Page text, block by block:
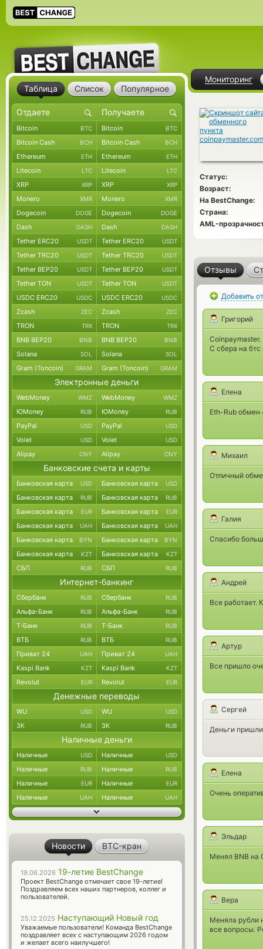
Мониторинг
Статус:
Возраст:
На BestChange:
Страна:
AML-
Отзывы
Добавить
Григорий
С сбера на бтс
Елена
Eth-Rub обмен
Михаил
Отличный
Галия
Спасибо
Андрей
Все работает.
Артур
Все пришло
Сергей
Деньги
Елена
Очень
Эльдар
Менял BNB на
Вера
Меняла рубли
все вопросы.
Таблица Список Популярное
Bitcoin BTC Bitcoin BTC
Bitcoin Cash BCH Bitcoin Cash BCH
Ethereum ETH Ethereum ETH
Litecoin LTC Litecoin LTC
XRP XRP XRP XRP
Monero XMR Monero XMR
Dogecoin DOGE Dogecoin DOGE
Dash DASH Dash DASH
Tether ERC20 USDT Tether ERC20 USDT
Tether TRC20 USDT Tether TRC20 USDT
Tether BEP20 USDT Tether BEP20 USDT
Tether TON USDT Tether TON USDT
USDC ERC20 USDC USDC ERC20 USDC
Zcash ZEC Zcash ZEC
TRON TRX TRON TRX
BNB BEP20 BNB BNB BEP20 BNB
Solana SOL Solana SOL
Gram (Toncoin) GRAM Gram (Toncoin) GRAM
Электронные деньги
WebMoney WMZ WebMoney WMZ
ЮMoney RUB ЮMoney RUB
PayPal USD PayPal USD
Volet USD Volet USD
Alipay CNY Alipay CNY
Банковские счета и карты
Банковская карта USD Банковская карта USD
Банковская карта RUB Банковская карта RUB
Банковская карта EUR Банковская карта EUR
Банковская карта UAH Банковская карта UAH
Банковская карта BYN Банковская карта BYN
Банковская карта KZT Банковская карта KZT
СБП RUB СБП RUB
Интернет-банкинг
Сбербанк RUB Сбербанк RUB
Альфа-Банк RUB Альфа-Банк RUB
Т-Банк RUB Т-Банк RUB
ВТБ RUB ВТБ RUB
Приват 24 UAH Приват 24 UAH
Kaspi Bank KZT Kaspi Bank KZT
Revolut EUR Revolut EUR
Денежные переводы
WU USD WU USD
ЗК RUB ЗК RUB
Наличные деньги
Наличные USD Наличные USD
Наличные RUB Наличные RUB
Наличные EUR Наличные EUR
Наличные UAH Наличные UAH
Новости BTC-кран
19.06.2026 19-летие BestChange
Проект BestChange отмечает свое 19-летие!
Поздравляем всех наших партнеров, коллег и
пользователей.
25.12.2025 Наступающий Новый год
Уважаемые пользователи! Команда BestChange
поздравляет всех с наступающим 2026 годом
и желает всего наилучшего!